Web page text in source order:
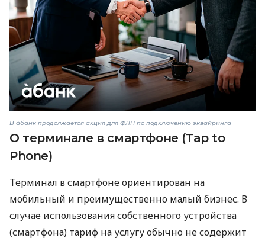
В àбанк продолжается акция для ФЛП по подключению эквайринга
О терминале в смартфоне (Tap to
Phone)
Терминал в смартфоне ориентирован на
мобильный и преимущественно малый бизнес. В
случае использования собственного устройства
(смартфона) тариф на услугу обычно не содержит